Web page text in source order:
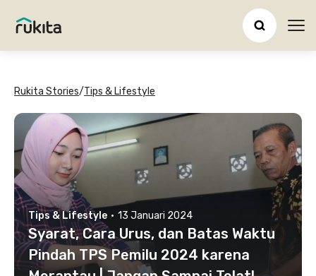
Rukita Stories/Tips & Lifestyle
Tips & Lifestyle · 13 Januari 2024
Syarat, Cara Urus, dan Batas Waktu
Pindah TPS Pemilu 2024 karena